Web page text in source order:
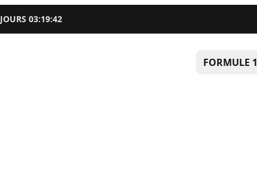
JOURS03:19:41
FORMULE 1